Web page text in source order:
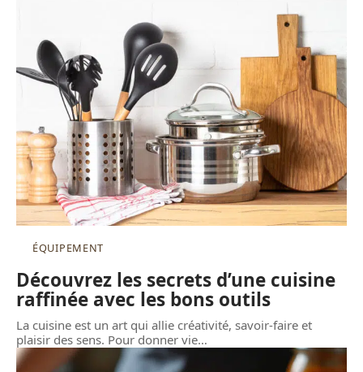
ÉQUIPEMENT
Découvrez les secrets d’une cuisine
raffinée avec les bons outils
La cuisine est un art qui allie créativité, savoir-faire et
plaisir des sens. Pour donner vie…